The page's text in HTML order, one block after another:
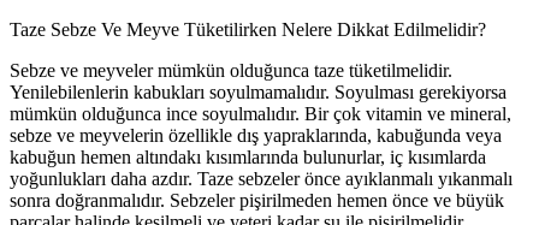
Taze Sebze Ve Meyve Tüketilirken Nelere Dikkat Edilmelidir?
Sebze ve meyveler mümkün olduğunca taze tüketilmelidir.
Yenilebilenlerin kabukları soyulmamalıdır. Soyulması gerekiyorsa
mümkün olduğunca ince soyulmalıdır. Bir çok vitamin ve mineral,
sebze ve meyvelerin özellikle dış yapraklarında, kabuğunda veya
kabuğun hemen altındakı kısımlarında bulunurlar, iç kısımlarda
yoğunlukları daha azdır. Taze sebzeler önce ayıklanmalı yıkanmalı
sonra doğranmalıdır. Sebzeler pişirilmeden hemen önce ve büyük